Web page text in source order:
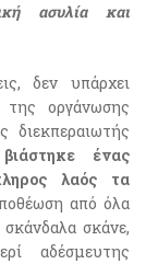
ασυλία και
δεν υπάρχει
οργάνωσης
διεκπεραιωτής
ένας
λαός τα
από όλα
σκάνε,
αδέσμευτης